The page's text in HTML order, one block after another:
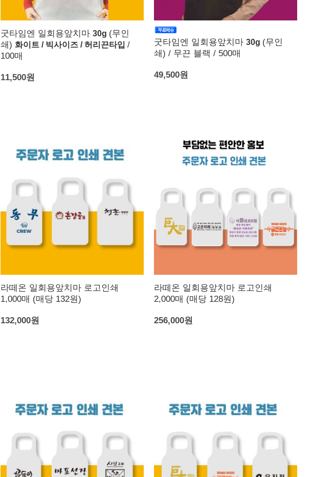
굿타임엔 일회용앞치마 30g (무인
쇄) 화이트 / 빅사이즈 / 허리끈타입 /
100매
11,500원
굿타임엔 일회용앞치마 30g (무인
쇄) / 무끈 블랙 / 500매
49,500원
라떼온 일회용앞치마 로고인쇄
1,000매 (매당 132원)
132,000원
라떼온 일회용앞치마 로고인쇄
2,000매 (매당 128원)
256,000원